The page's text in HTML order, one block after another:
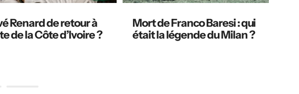
Renard de retour à
de la Côte d’Ivoire ?
Mort de Franco Baresi : qui
était la légende du Milan ?